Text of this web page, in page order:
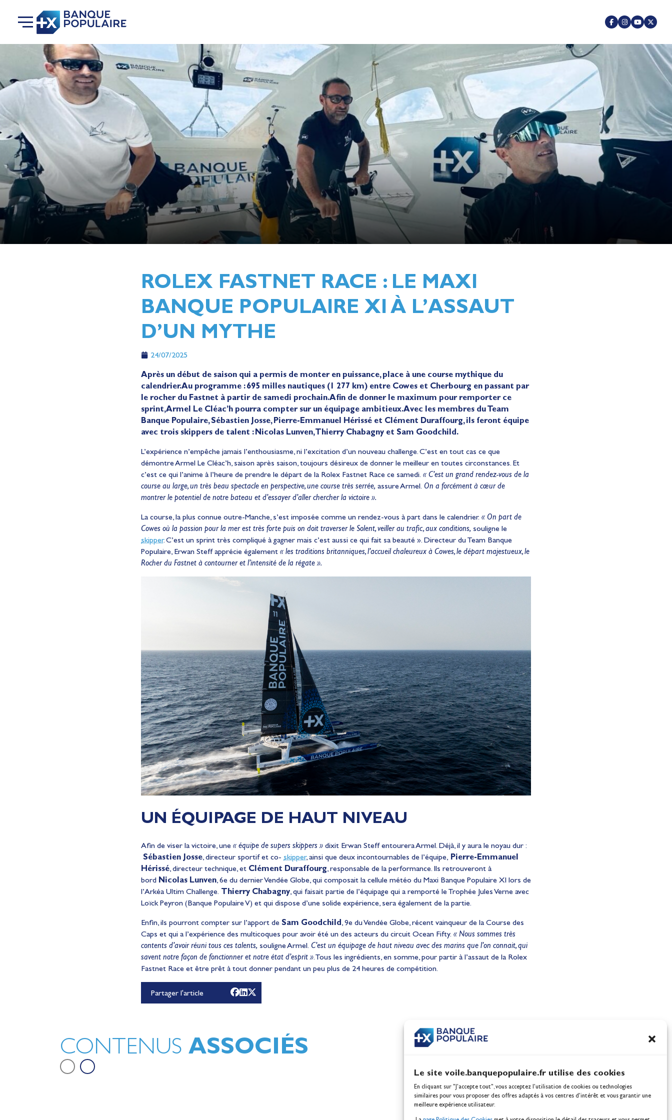
Le site voile.banquepopulaire.fr utilise des cookies
En cliquant sur "J'accepte tout", vous acceptez l’utilisation de cookies ou technologies
similaires pour vous proposer des offres adaptés à vos centres d’intérêt et vous garantir une
meilleure expérience utilisateur.
ROLEX FASTNET RACE : LE MAXI
BANQUE POPULAIRE XI À L’ASSAUT
D’UN MYTHE
24/07/2025
Après un début de saison qui a permis de monter en puissance, place à une course mythique du
calendrier. Au programme : 695 milles nautiques (1 277 km) entre Cowes et Cherbourg en passant par
le rocher du Fastnet à partir de samedi prochain. Afin de donner le maximum pour remporter ce
sprint, Armel Le Cléac’h pourra compter sur un équipage ambitieux. Avec les membres du Team
Banque Populaire, Sébastien Josse, Pierre-Emmanuel Hérissé et Clément Duraffourg, ils feront équipe
avec trois skippers de talent : Nicolas Lunven, Thierry Chabagny et Sam Goodchild.
L’expérience n’empêche jamais l’enthousiasme, ni l’excitation d’un nouveau challenge. C’est en tout cas ce que
démontre Armel Le Cléac’h, saison après saison, toujours désireux de donner le meilleur en toutes circonstances. Et
c’est ce qui l’anime à l’heure de prendre le départ de la Rolex Fastnet Race ce samedi. « C’est un grand rendez-vous de la
course au large, un très beau spectacle en perspective, une course très serrée, assure Armel. On a forcément à cœur de
montrer le potentiel de notre bateau et d’essayer d’aller chercher la victoire ».
La course, la plus connue outre-Manche, s’est imposée comme un rendez-vous à part dans le calendrier. « On part de
Cowes où la passion pour la mer est très forte puis on doit traverser le Solent, veiller au trafic, aux conditions, souligne le
skipper. C’est un sprint très compliqué à gagner mais c’est aussi ce qui fait sa beauté ». Directeur du Team Banque
Populaire, Erwan Steff apprécie également « les traditions britanniques, l’accueil chaleureux à Cowes, le départ majestueux, le
Rocher du Fastnet à contourner et l’intensité de la régate ».
UN ÉQUIPAGE DE HAUT NIVEAU
Afin de viser la victoire, une « équipe de supers skippers » dixit Erwan Steff entourera Armel. Déjà, il y aura le noyau dur :
Sébastien Josse, directeur sportif et co- skipper, ainsi que deux incontournables de l’équipe, Pierre-Emmanuel
Hérissé, directeur technique, et Clément Duraffourg, responsable de la performance. Ils retrouveront à
bord Nicolas Lunven, 6e du dernier Vendée Globe, qui composait la cellule météo du Maxi Banque Populaire XI lors de
l’Arkéa Ultim Challenge. Thierry Chabagny, qui faisait partie de l’équipage qui a remporté le Trophée Jules Verne avec
Loïck Peyron (Banque Populaire V) et qui dispose d’une solide expérience, sera également de la partie.
Enfin, ils pourront compter sur l’apport de Sam Goodchild , 9e du Vendée Globe, récent vainqueur de la Course des
Caps et qui a l’expérience des multicoques pour avoir été un des acteurs du circuit Ocean Fifty. « Nous sommes très
contents d’avoir réuni tous ces talents, souligne Armel. C’est un équipage de haut niveau avec des marins que l’on connait, qui
savent notre façon de fonctionner et notre état d’esprit ». Tous les ingrédients, en somme, pour partir à l’assaut de la Rolex
Fastnet Race et être prêt à tout donner pendant un peu plus de 24 heures de compétition.
Partager l'article
CONTENUS ASSOCIÉS